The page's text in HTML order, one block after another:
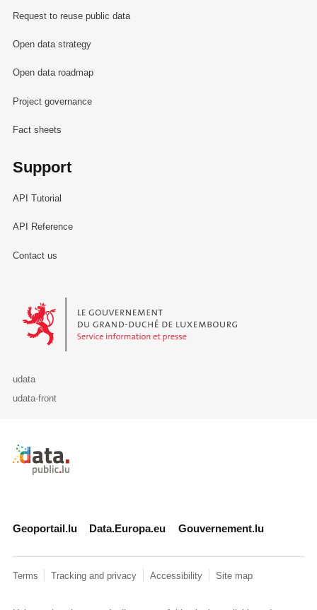
Request to reuse public data
Open data strategy
Open data roadmap
Project governance
Fact sheets
Support
API Tutorial
API Reference
Contact us
Le Gouvernement du Grand-Duché de Luxembourg - Service
udata
udata-front
Retour à l'accueil de data.public.lu
Geoportail.lu Data.Europa.eu Gouvernement.lu
Terms Tracking and privacy Accessibility Site map